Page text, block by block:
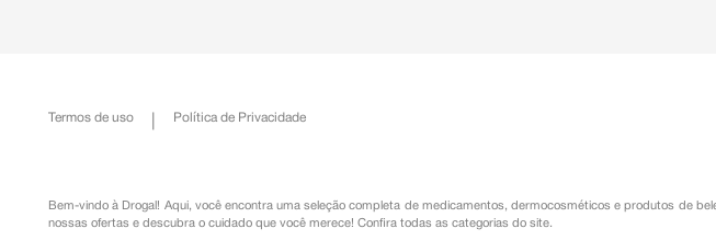
Termos de uso Política de Privacidade
Bem-vindo à Drogal! Aqui, você encontra uma seleção completa de medicamentos ,dermocosméticos e produtos de
nossas ofertas e descubra o cuidado que você merece! Confira todas as categorias do site.